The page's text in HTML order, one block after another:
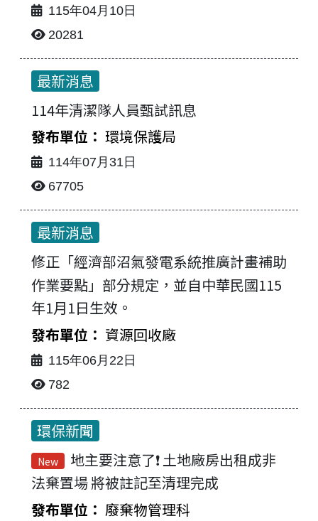
115年04月10日
20281
最新消息
114年清潔隊人員甄試訊息
環境保護局
114年07月31日
67705
最新消息
修正「經濟部沼氣發電系統推廣計畫補助
作業要點」部分規定，並自中華民國115
年1月1日生效。
資源回收廠
115年06月22日
782
環保新聞
New
地主要注意了❗ 土地廠房出租成非
法棄置場 將被註記至清理完成
廢棄物管理科